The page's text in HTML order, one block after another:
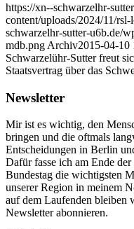
https://xn--schwarzelhr-
content/uploads/2024/11/
schwarzelhr-sutter-u6b.de/
mdb.png Archiv2015-04-10
Schwarzelühr-Sutter freut
Staatsvertrag über das
Newsletter
Mir ist es wichtig, den
bringen und die oftmals
Entscheidungen in Berlin
Dafür fasse ich am Ende
Bundestag die wichtigsten
unserer Region in meinem
auf dem Laufenden bleiben
Newsletter abonnieren.